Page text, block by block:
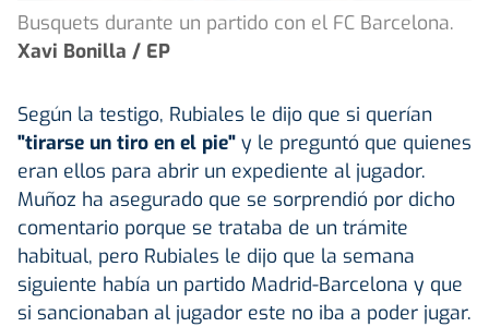
Busquets durante un partido con el FC Barcelona.
Xavi Bonilla / EP
Según la testigo, Rubiales le dijo que si querían
"tirarse un tiro en el pie" y le preguntó que quienes
eran ellos para abrir un expediente al jugador.
Muñoz ha asegurado que se sorprendió por dicho
comentario porque se trataba de un trámite
habitual, pero Rubiales le dijo que la semana
siguiente había un partido Madrid-Barcelona y que
si sancionaban al jugador este no iba a poder jugar.